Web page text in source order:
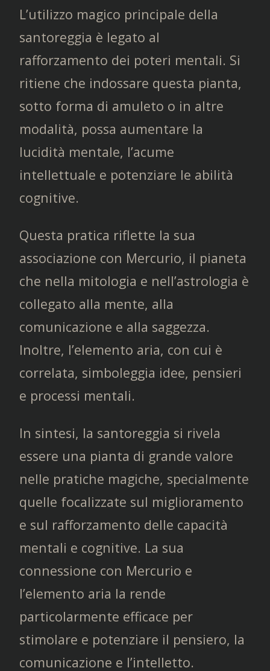
L’utilizzo magico principale della
santoreggia è legato al
rafforzamento dei poteri mentali. Si
ritiene che indossare questa pianta,
sotto forma di amuleto o in altre
modalità, possa aumentare la
lucidità mentale, l’acume
intellettuale e potenziare le abilità
cognitive.
Questa pratica riflette la sua
associazione con Mercurio, il pianeta
che nella mitologia e nell’astrologia è
collegato alla mente, alla
comunicazione e alla saggezza.
Inoltre, l’elemento aria, con cui è
correlata, simboleggia idee, pensieri
e processi mentali.
In sintesi, la santoreggia si rivela
essere una pianta di grande valore
nelle pratiche magiche, specialmente
quelle focalizzate sul miglioramento
e sul rafforzamento delle capacità
mentali e cognitive. La sua
connessione con Mercurio e
l’elemento aria la rende
particolarmente efficace per
stimolare e potenziare il pensiero, la
comunicazione e l’intelletto.